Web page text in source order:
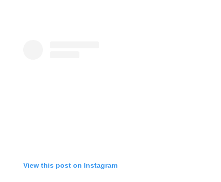
View this post on Instagram